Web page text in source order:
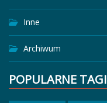
Inne
Archiwum
POPULARNE TAGI